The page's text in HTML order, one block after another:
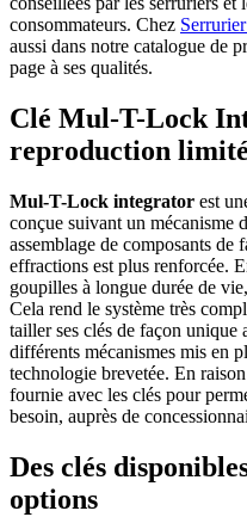
consommateurs. Chez
aussi dans notre catalogue de
page à ses qualités.
Clé Mul-T-Lock
reproduction
Mul-T-Lock integrator est
conçue suivant un mécanisme
assemblage de composants de
effractions est plus renforcée.
goupilles à longue durée de
Cela rend le système très
tailler ses clés de façon unique
différents mécanismes mis en
technologie brevetée. En
fournie avec les clés pour
besoin, auprès de
Des clés
options